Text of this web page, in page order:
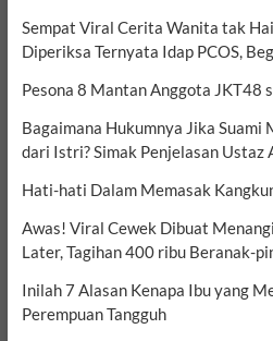
Sempat Viral Cerita Wanita tak
Diperiksa Ternyata Idap PCOS,
Pesona 8 Mantan Anggota JKT48
Bagaimana Hukumnya Jika Suami
dari Istri? Simak Penjelasan Ustaz
Hati-hati Dalam Memasak
Awas! Viral Cewek Dibuat
Later, Tagihan 400 ribu Beranak-
Inilah 7 Alasan Kenapa Ibu yang
Perempuan Tangguh